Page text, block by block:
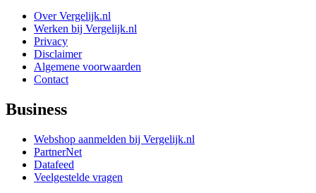
Over Vergelijk.nl
Werken bij Vergelijk.nl
Privacy
Disclaimer
Algemene voorwaarden
Contact
Business
Webshop aanmelden bij Vergelijk.nl
PartnerNet
Datafeed
Veelgestelde vragen